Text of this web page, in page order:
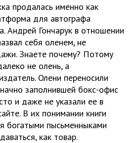
продалась именно как
для автографа
Андрей Гончарук в отношении
себя оленем, не
Знаете почему? Потому
не олень, а
Олени переносили
заполнившей бокс-офис
и даже не указали ее в
В их понимании книги
богатыми пысьменныками
как товар.